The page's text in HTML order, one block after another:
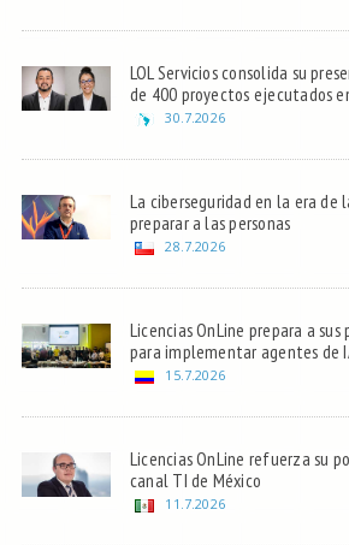
LOL Servicios consolida su
de 400 proyectos ejecutados
30.7.2026
La ciberseguridad en la era de
preparar a las personas
28.7.2026
Licencias OnLine prepara a
para implementar agentes de
15.7.2026
Licencias OnLine refuerza su
canal TI de México
11.7.2026